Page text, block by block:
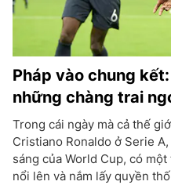
Pháp vào chung
những chàng trai
Trong cái ngày mà cả thế
Cristiano Ronaldo ở Serie
sáng của World Cup, có
nổi lên và nắm lấy quyền